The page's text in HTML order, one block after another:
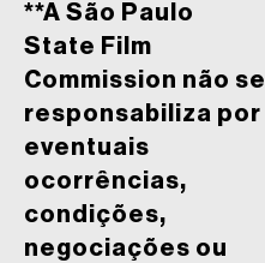
**A São Paulo
State Film
Commission não se
responsabiliza por
eventuais
ocorrências,
condições,
negociações ou